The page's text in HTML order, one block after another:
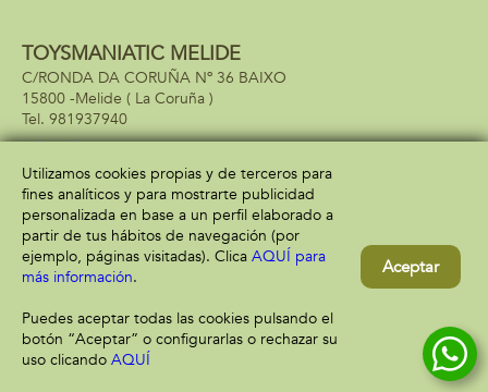
TOYSMANIATIC MELIDE
C/RONDA DA CORUÑA Nº 36 BAIXO
15800 -Melide ( La Coruña )
981937940
Información
Aviso legal
Política de privacidad
Política de cookies
Atención al cliente
Envío y devolución
Utilizamos cookies propias y de terceros para
fines analíticos y para mostrarte publicidad
personalizada en base a un perfil elaborado a
partir de tus hábitos de navegación (por
ejemplo, páginas visitadas). Clica AQUÍ para
más información.
Puedes aceptar todas las cookies pulsando el
botón “Aceptar” o configurarlas o rechazar su
uso clicando AQUÍ
Aceptar